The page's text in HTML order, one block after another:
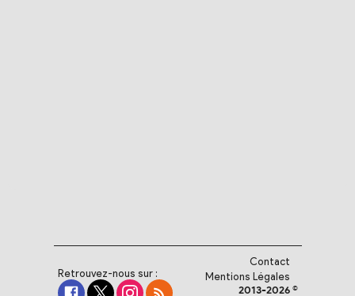
Retrouvez-nous sur :
Contact
Mentions Légales
2013-2026 ©